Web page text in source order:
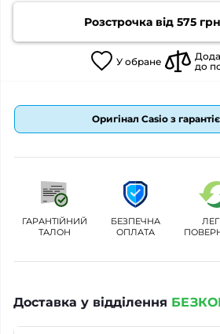
Розстрочка від 575 грн
У обране
до
Оригінал Casio з
ГАРАНТІЙНИЙ
ТАЛОН
БЕЗПЕЧНА
ОПЛАТА
Доставка у відділення